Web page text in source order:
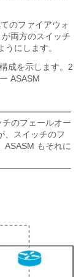
のファイアウォ
両方のスイッチ
にします。
成を示します。2
ASASM
のフェールオー
、スイッチのフ
ASASM もそれに